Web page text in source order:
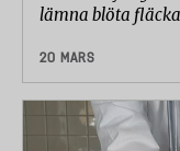
lämna blöta
20 MARS